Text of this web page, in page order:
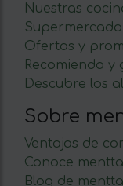
Nuestras
Supermercado
Ofertas y
Recomienda y
Descubre los
Sobre
Ventajas de
Conoce mentta
Blog de mentta